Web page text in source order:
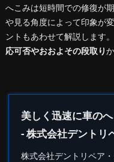
へこみは短時間での修復が
や見る角度によって印象が
ントもあわせて解説します
応可否やおおよその段取り
美しく迅速に車の
- 株式会社デントリ
株式会社デントリペア